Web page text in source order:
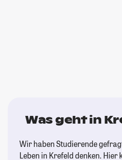
Was geht in
Wir haben Studierende
Leben in Krefeld denken. Hier